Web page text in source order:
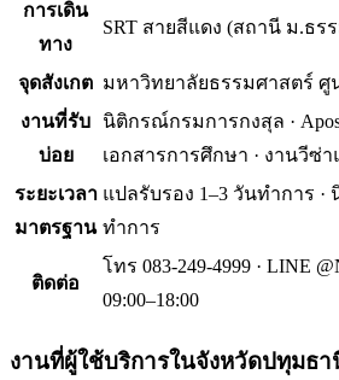
การเดิน
ทาง
SRT สายสีแดง (สถานี ม.ธ
จุดสังเกต มหาวิทยาลัยธรรมศาสตร์ ศู
งานที่รับ
บ่อย
นิติกรณ์กรมการกงสุล ·
เอกสารการศึกษา · งานวีซ่
ระยะเวลา
มาตรฐาน
แปลรับรอง 1–3 วันทำการ
ทำการ
ติดต่อ
โทร 083-249-4999 · LINE
09:00–18:00
งานที่ผู้ใช้บริการในจังหวัดปทุมธา